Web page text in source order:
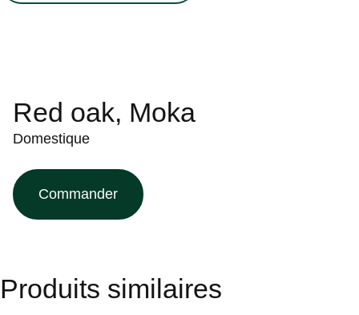
Red oak, Moka
Domestique
Commander
Produits similaires